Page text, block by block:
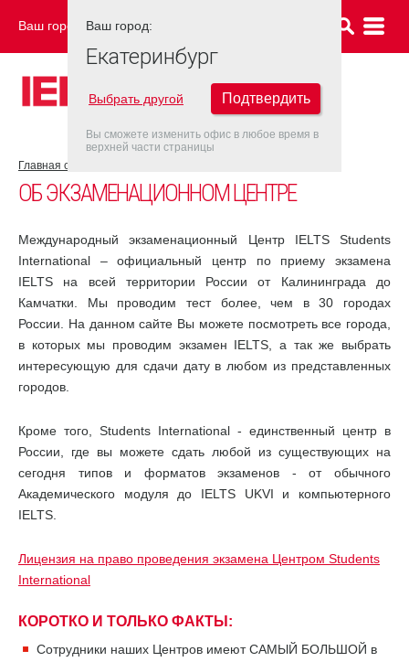
Ваш город: ЕКАТЕРИНБУРГ
Главная страница
ОБ ЭКЗАМЕНАЦИОННОМ ЦЕНТРЕ
Международный экзаменационный Центр IELTS Students
International – официальный центр по приему экзамена
IELTS на всей территории России от Калининграда до
Камчатки. Мы проводим тест более, чем в 30 городах
России. На данном сайте Вы можете посмотреть все города,
в которых мы проводим экзамен IELTS, а так же выбрать
интересующую для сдачи дату в любом из представленных
городов.
Кроме того, Students International - единственный центр в
России, где вы можете сдать любой из существующих на
сегодня типов и форматов экзаменов - от обычного
Академического модуля до IELTS UKVI и компьютерного
IELTS.
Лицензия на право проведения экзамена Центром Students
International
КОРОТКО И ТОЛЬКО ФАКТЫ:
Сотрудники наших Центров имеют САМЫЙ БОЛЬШОЙ в
Ваш город:
Екатеринбург
Выбрать другой Подтвердить
Вы сможете изменить офис в любое время в
верхней части страницы